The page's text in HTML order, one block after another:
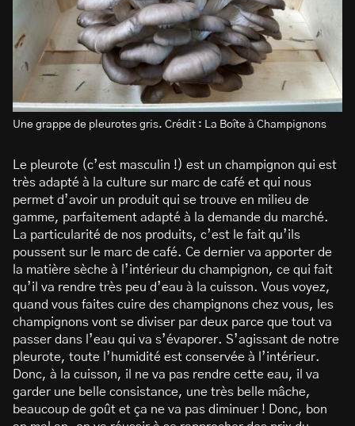
Une grappe de pleurotes gris. Crédit : La Boîte à Champignons
Le pleurote (c’est masculin !) est un champignon qui est
très adapté à la culture sur marc de café et qui nous
permet d’avoir un produit qui se trouve en milieu de
gamme, parfaitement adapté à la demande du marché.
La particularité de nos produits, c’est le fait qu’ils
poussent sur le marc de café. Ce dernier va apporter de
la matière sèche à l’intérieur du champignon, ce qui fait
qu’il va rendre très peu d’eau à la cuisson. Vous voyez,
quand vous faites cuire des champignons chez vous, les
champignons vont se diviser par deux parce que tout va
passer dans l’eau qui va s’évaporer. S’agissant de notre
pleurote, toute l’humidité est conservée à l’intérieur.
Donc, à la cuisson, il ne va pas rendre cette eau, il va
garder une belle consistance, une très belle mâche,
beaucoup de goût et ça ne va pas diminuer ! Donc, bon